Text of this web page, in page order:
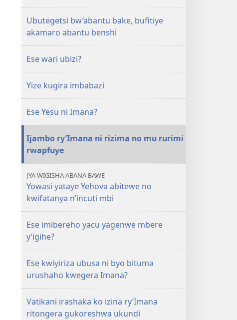
Ubutegetsi bw’abantu bake, bufitiye
akamaro abantu benshi
Ese wari ubizi?
Yize kugira imbabazi
Ese Yesu ni Imana?
Ijambo ry’Imana ni rizima no mu rurimi
rwapfuye
JYA WIGISHA ABANA BAWE
Yowasi yataye Yehova abitewe no
kwifatanya n’incuti mbi
Ese imibereho yacu yagenwe mbere
y’igihe?
Ese kwiyiriza ubusa ni byo bituma
urushaho kwegera Imana?
Vatikani irashaka ko izina ry’Imana
ritongera gukoreshwa ukundi